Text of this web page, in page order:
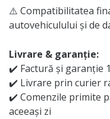
⚠️ Compatibilitatea
autovehiculului și de
Livrare & garanție:
✔️ Factură și garanție
✔️ Livrare prin curier
✔️ Comenzile primite
aceeași zi